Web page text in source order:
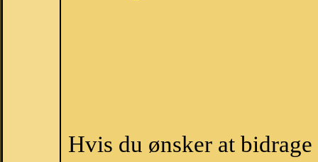
Hvis du ønsker at